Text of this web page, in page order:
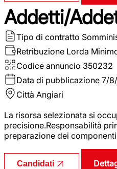
Addetti/
Tipo di contratto
Retribuzione Lorda
Codice annuncio 350232
Data di pubblicazione 7/
Città Angiari
La risorsa selezionata si
precisione.Responsabilità
preparazione dei
Candidati